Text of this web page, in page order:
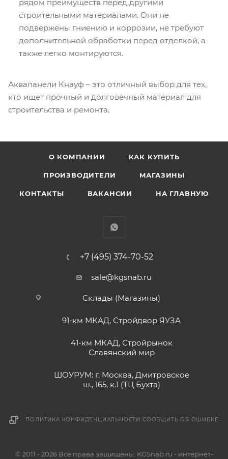
рядом преимуществ перед другими
строительными материалами. Они не
подвержены гниению и коррозии, не требуют
дополнительной обработки перед отделкой, а
также легко монтируются.
Аквапанели Кнауф – это отличный выбор для тех,
кто ищет прочный и долговечный материал для
строительства и ремонта.
О КОМПАНИИ КАК КУПИТЬ
ПРОИЗВОДИТЕЛИ МАГАЗИНЫ
КОНТАКТЫ ВАКАНСИИ НА ГЛАВНУЮ
+7 (495) 374-70-52
sale@kgsnab.ru
Склады (Магазины)
91-км МКАД, Стройдвор ЯУЗА
41-км МКАД, Стройрынок
Славянский мир
ШОУРУМ: г. Москва, Дмитровское
ш., 165, к.1 (ТЦ Бухта)
ПОЛИТИКА КОНФИДЕНЦИАЛЬНОСТИ СООБЩИТЬ ОБ ОШИБКЕ
© 2011 - 2026 Все права защищены. KGSnab.ru - интернет-